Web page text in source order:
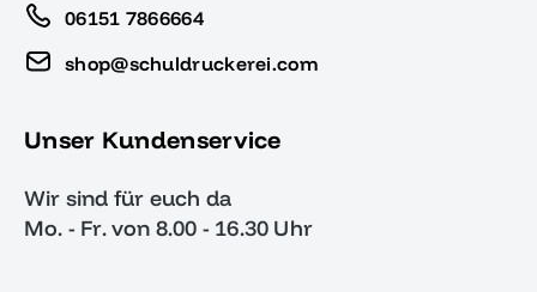
06151 7866664
shop@schuldruckerei.com
Unser Kundenservice
Wir sind für euch da
Mo. - Fr. von 8.00 - 16.30 Uhr